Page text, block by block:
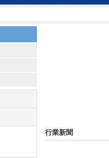
行業新聞